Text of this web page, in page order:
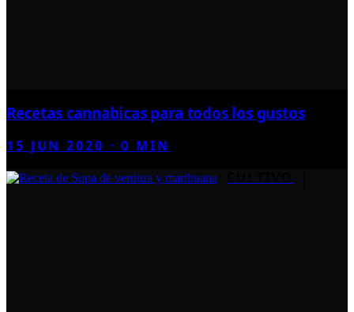
Recetas cannabicas para todos los gustos
15 JUN 2020 ·0 MIN